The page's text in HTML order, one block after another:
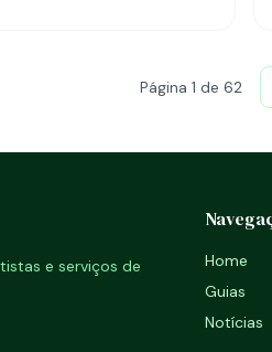
Página 1 de 62
e serviços de
Home
Guias
Notícias